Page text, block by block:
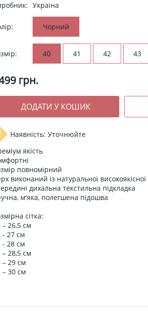
Україна
Чорний
40 41 42 43
грн.
Наявність: Уточнюйте
якість
повномірний
виконаний із натуральної високоякісної
дихальна текстильна підкладка
м'яка, полегшена підошва
сітка:
– 26,5 см
- 27 см
- 28 см
– 28,5 см
– 29 см
– 30 см